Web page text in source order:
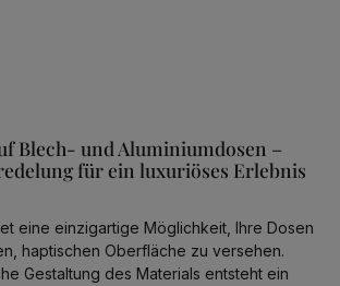
Blech- und Aluminiumdosen –
für ein luxuriöses Erlebnis
eine einzigartige Möglichkeit, Ihre Dosen
haptischen Oberfläche zu versehen.
Gestaltung des Materials entsteht ein